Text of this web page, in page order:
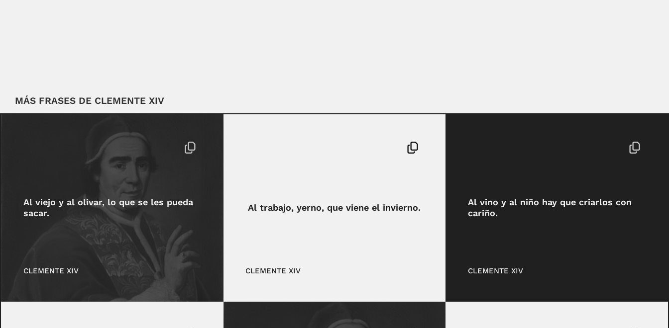
MÁS FRASES DE CLEMENTE XIV
Al viejo y al olivar, lo que se les pueda
sacar.
CLEMENTE XIV
Al trabajo, yerno, que viene el invierno.
CLEMENTE XIV
Al vino y al niño hay que criarlos con
cariño.
CLEMENTE XIV